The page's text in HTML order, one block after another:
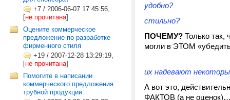
+7 / 2006-06-07 17:45:56,
[не прочитана]
Оцените коммерческое
предложение по разработке
фирменного стиля
+19 / 2007-12-28 13:29:19,
[не прочитана]
Помогите в написании
коммерческого предложения
трубной продукции
удобно?
стильно?
ПОЧЕМУ? Только так,
могли в ЭТОМ
их надевают
А вот это,
ФАКТОВ (а не